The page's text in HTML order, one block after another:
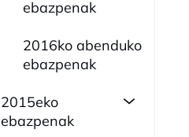
ebazpenak
2016ko abenduko
ebazpenak
2015eko
ebazpenak